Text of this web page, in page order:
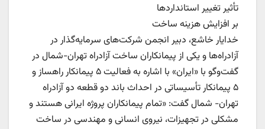
تأثیر تغییر استانداردها
بر افزایش هزینه ساخت
خدایار خاشع، دبیر انجمن شرکت‌های سرمایه‌گذار در
آزادراه‌ها و یکی از پیمانکاران ساخت آزادراه تهران-‌شمال در
گفت‌و‌گو با «ایران» با اشاره به فعالیت ۵ پیمانکار راهساز و
۵ پیمانکار تأسیساتی در احداث باند دو قطعه دو آزادراه
تهران- شمال گفت: «تمام پیمانکاران پروژه ایرانی هستند و
مشکلی در تجهیزات، نیروی انسانی و مهندسی در ساخت